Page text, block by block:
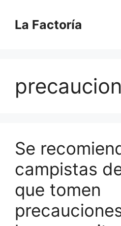
contenido
La Factoría
Se
campistas
que tomen